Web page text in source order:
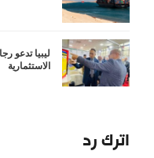
ليبيا تدعو
الاستثمارية
اترك رد